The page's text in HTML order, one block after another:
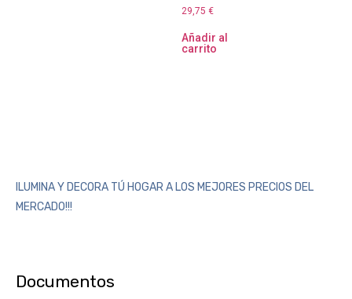
29,75€
Añadir al
carrito
ILUMINA Y DECORA TÚ HOGAR A LOS MEJORES PRECIOS DEL
MERCADO!!!
Documentos